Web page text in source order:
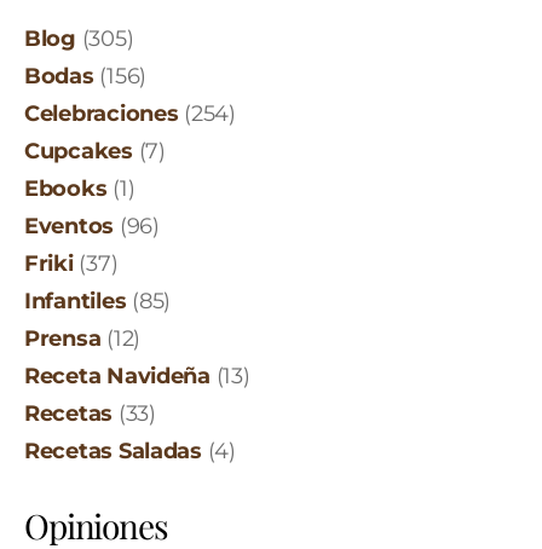
Blog (305)
Bodas (156)
Celebraciones (254)
Cupcakes (7)
Ebooks (1)
Eventos (96)
Friki(37)
Infantiles (85)
Prensa (12)
Receta Navideña (13)
Recetas (33)
Recetas Saladas (4)
Opiniones